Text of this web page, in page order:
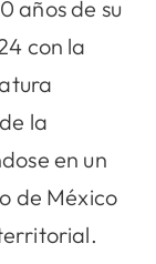
años de su
con la
la
en un
de México